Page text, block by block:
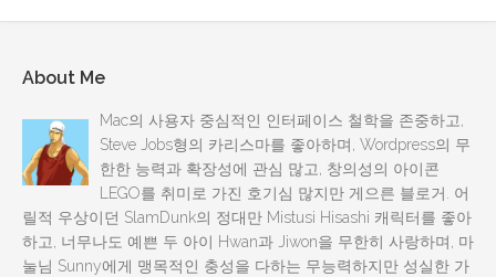
About Me
Mac의 사용자 중심적인 인터페이스 철학을 존중하고,
Steve Jobs형의 카리스마를 좋아하며, Wordpress의 무
한한 능력과 확장성에 관심 많고, 창의성의 아이콘
LEGO를 취미로 가진 호기심 많지만 게으른 블로거. 어
릴적 우상이던 SlamDunk의 정대만 Mistusi Hisashi 캐릭터를 좋아
하고, 너무나도 예쁜 두 아이 Hwan과 Jiwon을 무한히 사랑하며, 마
눌님 Sunny에게 맹목적인 충성을 다하는 무능력하지만 성실한 가